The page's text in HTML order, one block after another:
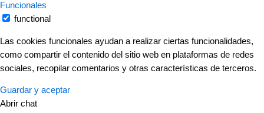
Funcionales
functional
Las cookies funcionales ayudan a realizar ciertas funcionalidades,
como compartir el contenido del sitio web en plataformas de redes
sociales, recopilar comentarios y otras características de terceros.
Guardar y aceptar
Abrir chat